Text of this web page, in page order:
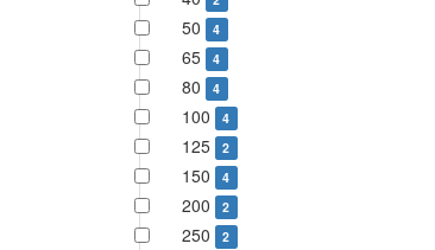
50 4
65 4
80 4
100 4
125 2
150 4
200 2
250 2